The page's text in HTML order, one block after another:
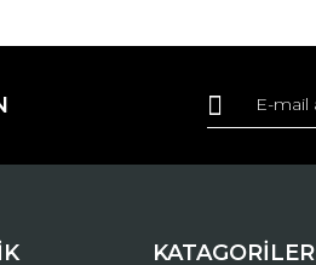
Yorum Yaz
KATAGORİLER